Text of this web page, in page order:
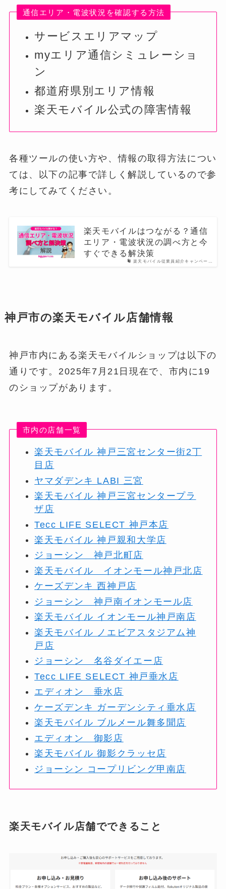
通信エリア・電波状況を確認する方法
サービスエリアマップ
myエリア通信シミュレーショ
ン
都道府県別エリア情報
楽天モバイル公式の障害情報
各種ツールの使い方や、情報の取得方法につい
ては、以下の記事で詳しく解説しているので参
考にしてみてください。
楽天モバイル従業員紹介キャンペー…
楽天モバイルはつながる？通信
エリア・電波状況の調べ方と今
すぐできる解決策
神戸市の楽天モバイル店舗情報
神戸市内にある楽天モバイルショップは以下の
通りです。2025年7月21日現在で、市内に19
のショップがあります。
市内の店舗一覧
楽天モバイル 神戸三宮センター街2丁
目店
ヤマダデンキ LABI 三宮
楽天モバイル 神戸三宮センタープラ
ザ店
Tecc LIFE SELECT 神戸本店
楽天モバイル 神戸親和大学店
ジョーシン 神戸北町店
楽天モバイル イオンモール神戸北店
ケーズデンキ 西神戸店
ジョーシン 神戸南イオンモール店
楽天モバイル イオンモール神戸南店
楽天モバイル ノエビアスタジアム神
戸店
ジョーシン 名谷ダイエー店
Tecc LIFE SELECT 神戸垂水店
エディオン 垂水店
ケーズデンキ ガーデンシティ垂水店
楽天モバイル ブルメール舞多聞店
エディオン 御影店
楽天モバイル 御影クラッセ店
ジョーシン コープリビング甲南店
楽天モバイル店舗でできること